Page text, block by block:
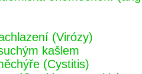
(Virózy)
kašlem
(Cystitis)